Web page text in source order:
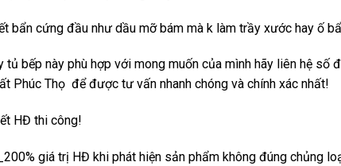
bẩn cứng đầu như dầu mỡ bám mà k làm trầy xước hay ố
tủ bếp này phù hợp với mong muốn của mình hãy liên hệ số
Phúc Thọ để được tư vấn nhanh chóng và chính xác nhất!
HĐ thi công!
giá trị HĐ khi phát hiện sản phẩm không đúng chủng